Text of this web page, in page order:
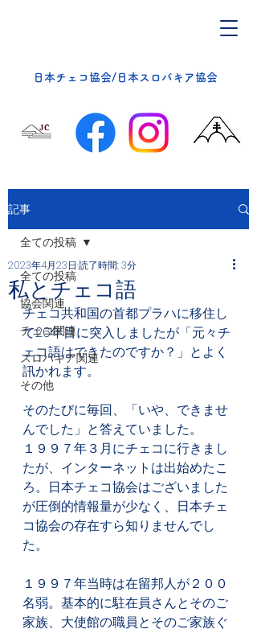
​日本チェコ協会/日本スロバキア協会
記事
全ての投稿
協会関連
チェコ関連
スロバキア関連
その他
全ての投稿
私とチェコ語
2023年4月23日 読了時間: 3分
チェコ共和国の首都プラハに移住し
て26年目に突入しましたが「元々チ
ェコ語はできたのですか？」とよく
訊かれます。
そのたびに毎回、「いや、できませ
んでした」と答えていました。
１９９７年３月にチェコに行きまし
たが、インターネットは出始めたこ
ろ。日本チェコ協会はございました
が圧倒的情報量が少なく、日本チェ
コ協会の存在すら知りませんでし
た。
１９９７年当時は在留邦人が２００
名弱。基本的に駐在員さんとそのご
家族、大使館の職員とそのご家族ぐ